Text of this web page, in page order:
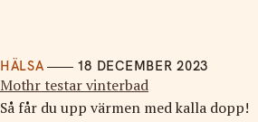
HÄLSA 18 DECEMBER 2023
Mothr testar vinterbad
Så får du upp värmen med kalla dopp!